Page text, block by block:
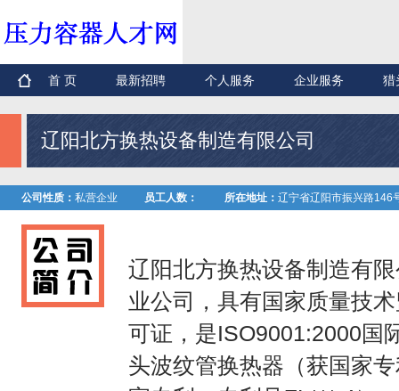
首 页 最新招聘 个人服务 企业服务 猎
辽阳北方换热设备制造有限公司
公司性质： 私营企业 员工人数： 所在地址： 辽宁省辽阳市振兴路146
辽阳北方换热设备制造有
业公司，具有国家质量技
可证，是ISO9001:2000国
头波纹管换热器（获国家